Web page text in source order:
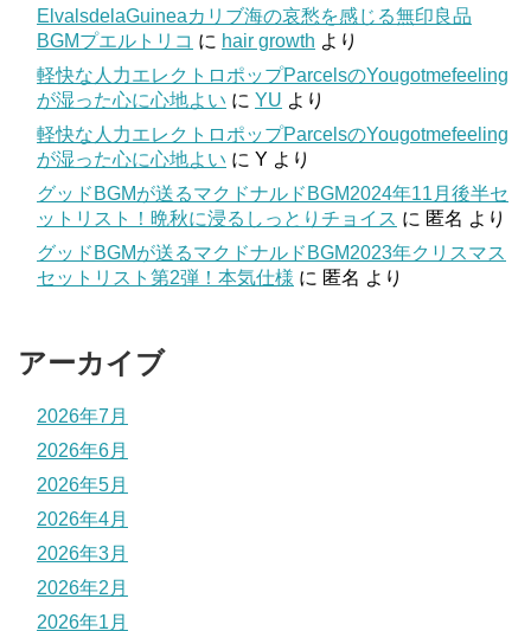
ElvalsdelaGuineaカリブ海の哀愁を感じる無印良品
BGMプエルトリコ に hair growth より
軽快な人力エレクトロポップParcelsのYougotmefeeling
が湿った心に心地よい に YU より
軽快な人力エレクトロポップParcelsのYougotmefeeling
が湿った心に心地よい に Y より
グッドBGMが送るマクドナルドBGM2024年11月後半セ
ットリスト！晩秋に浸るしっとりチョイス に 匿名 より
グッドBGMが送るマクドナルドBGM2023年クリスマス
セットリスト第2弾！本気仕様 に 匿名 より
アーカイブ
2026年7月
2026年6月
2026年5月
2026年4月
2026年3月
2026年2月
2026年1月